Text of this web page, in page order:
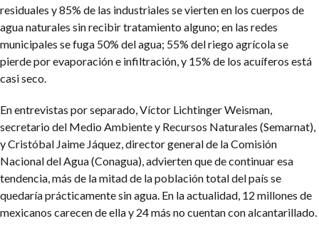
residuales y 85% de las industriales se vierten en los cuerpos de
agua naturales sin recibir tratamiento alguno; en las redes
municipales se fuga 50% del agua; 55% del riego agrícola se
pierde por evaporación e infiltración, y 15% de los acuíferos está
casi seco.
En entrevistas por separado, Víctor Lichtinger Weisman,
secretario del Medio Ambiente y Recursos Naturales (Semarnat),
y Cristóbal Jaime Jáquez, director general de la Comisión
Nacional del Agua (Conagua), advierten que de continuar esa
tendencia, más de la mitad de la población total del país se
quedaría prácticamente sin agua. En la actualidad, 12 millones de
mexicanos carecen de ella y 24 más no cuentan con alcantarillado.